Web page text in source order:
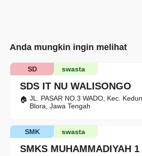
Anda mungkin ingin melihat
SDS IT NU WALISONGO
swasta
SD
JL. PASAR NO.3 WADO, Kec.
Blora, Jawa Tengah
SMKS MUHAMMADIYAH 1
swasta
SMK